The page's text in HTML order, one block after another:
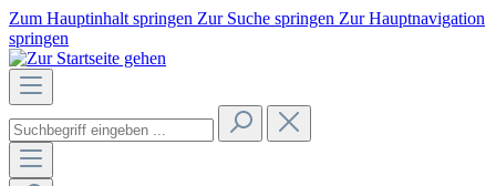
Zum Hauptinhalt springen Zur Suche springen Zur Hauptnavigation
springen